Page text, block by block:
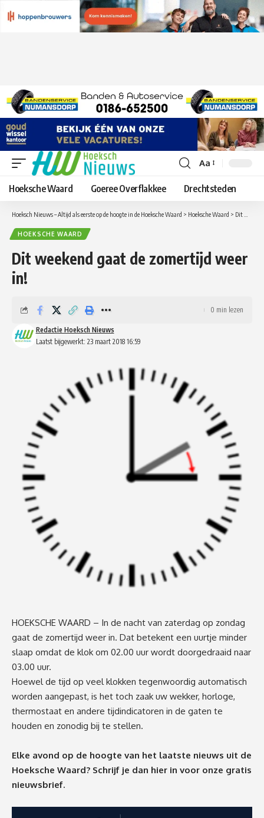
Lettergrootte
aanpassen
Aa
Hoeksche Waard Goeree Overflakkee Drechtsteden
Hoeksch Nieuws – Altijd als eerste op de hoogte in de Hoeksche Waard > Hoeksche Waard > Dit weekend gaat de zomertijd weer in!
HOEKSCHE WAARD
Dit weekend gaat de zomertijd weer
in!
Laatst bijgewerkt: 23 maart 2018 16:59
Redactie Hoeksch Nieuws
0 min lezen
HOEKSCHE WAARD – In de nacht van zaterdag op zondag
gaat de zomertijd weer in. Dat betekent een uurtje minder
slaap omdat de klok om 02.00 uur wordt doorgedraaid naar
03.00 uur.
Hoewel de tijd op veel klokken tegenwoordig automatisch
worden aangepast, is het toch zaak uw wekker, horloge,
thermostaat en andere tijdindicatoren in de gaten te
houden en zonodig bij te stellen.
Elke avond op de hoogte van het laatste nieuws uit de
Hoeksche Waard? Schrijf je dan hier in voor onze gratis
nieuwsbrief.